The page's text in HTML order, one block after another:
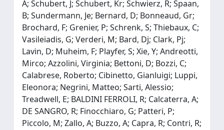
A; Schubert, J; Schubert, Kr; Schwierz, R; Spaan,
B; Sundermann, Je; Bernard, D; Bonneaud, Gr;
Brochard, F; Grenier, P; Schrenk, S; Thiebaux, C;
Vasileiadis, G; Verderi, M; Bard, Dj; Clark, Pj;
Lavin, D; Muheim, F; Playfer, S; Xie, Y; Andreotti,
Mirco; Azzolini, Virginia; Bettoni, D; Bozzi, C;
Calabrese, Roberto; Cibinetto, Gianluigi; Luppi,
Eleonora; Negrini, Matteo; Sarti, Alessio;
Treadwell, E; BALDINI FERROLI, R; Calcaterra, A;
DE SANGRO, R; Finocchiaro, G; Patteri, P;
Piccolo, M; Zallo, A; Buzzo, A; Capra, R; Contri, R;